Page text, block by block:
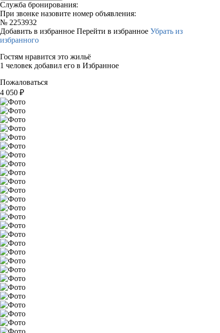
Служба бронирования:
При звонке назовите номер объявления:
№ 2253932
Добавить в избранное Перейти в избранное Убрать из
избранного
Гостям нравится это жильё
1 человек добавил его в Избранное
Пожаловаться
4 050 ₽